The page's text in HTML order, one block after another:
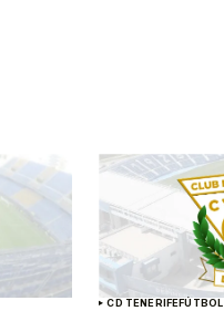
CD TENERIFEFÚTBOL